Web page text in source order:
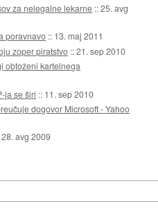
za nelegalne lekarne ::25. avg
poravnavo :: 13. maj 2011
zoper piratstvo ::21. sep 2010
obtoženi kartelnega
ja se širi :: 11. sep 2010
dogovor Microsoft - Yahoo
28. avg 2009